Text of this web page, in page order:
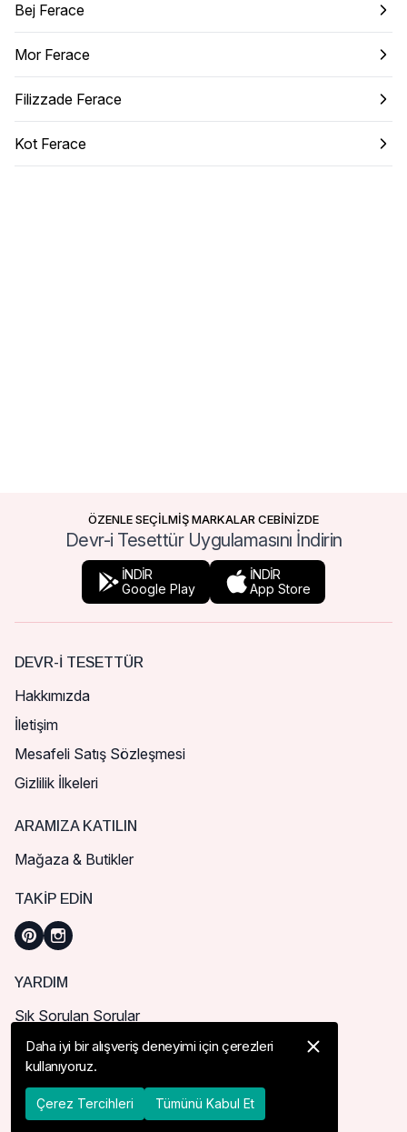
Bej Ferace
Mor Ferace
Filizzade Ferace
Kot Ferace
ÖZENLE SEÇİLMİŞ MARKALAR CEBİNİZDE
Devr-i Tesettür Uygulamasını İndirin
İNDİR
Google Play
İNDİR
App Store
DEVR-I TESETTÜR
Hakkımızda
İletişim
Mesafeli Satış Sözleşmesi
Gizlilik İlkeleri
ARAMIZA KATILIN
Mağaza & Butikler
TAKIP EDIN
YARDIM
Sık Sorulan Sorular
Nasıl Sipariş Verebilirim?
Kargo ve Teslimat
İade, İptal ve Değişim
Daha iyi bir alışveriş deneyimi için çerezleri
kullanıyoruz.
Çerez Tercihleri Tümünü Kabul Et